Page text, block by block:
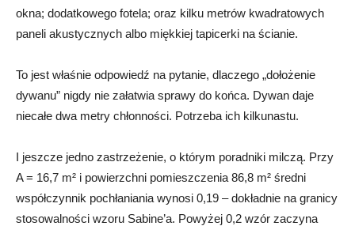
okna; dodatkowego fotela; oraz kilku metrów kwadratowych
paneli akustycznych albo miękkiej tapicerki na ścianie.
To jest właśnie odpowiedź na pytanie, dlaczego „dołożenie
dywanu” nigdy nie załatwia sprawy do końca. Dywan daje
niecałe dwa metry chłonności. Potrzeba ich kilkunastu.
I jeszcze jedno zastrzeżenie, o którym poradniki milczą. Przy
A = 16,7 m² i powierzchni pomieszczenia 86,8 m² średni
współczynnik pochłaniania wynosi 0,19 – dokładnie na granicy
stosowalności wzoru Sabine’a. Powyżej 0,2 wzór zaczyna